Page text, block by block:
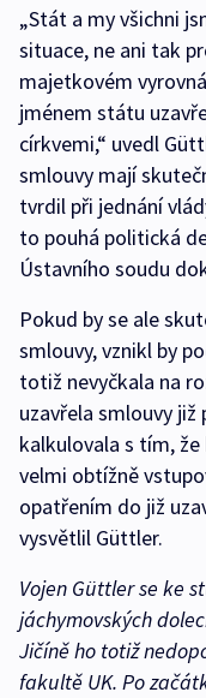
„Stát a my všichni
situace, ne ani tak
majetkovém
jménem státu
církvemi,“ uvedl
smlouvy mají
tvrdil při jednání
to pouhá politická
Ústavního soudu
Pokud by se ale
smlouvy, vznikl by
totiž nevyčkala na
uzavřela smlouvy již
kalkulovala s tím,
velmi obtížně
opatřením do již
vysvětlil Güttler.
Vojen Güttler se ke
jáchymovských
Jičíně ho totiž
fakultě UK. Po